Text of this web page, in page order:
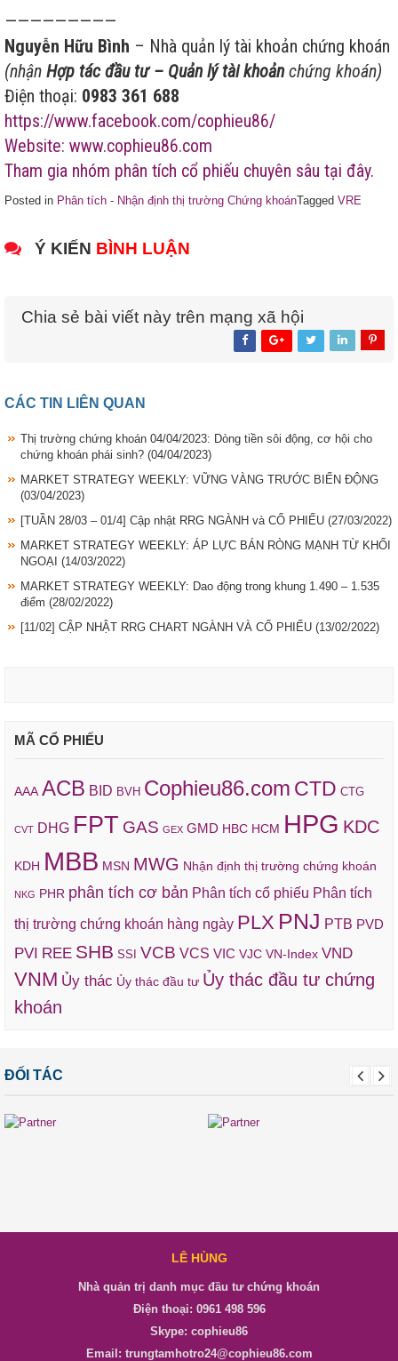
—————————
Nguyễn Hữu Bình – Nhà quản lý tài khoản chứng khoán
(nhận Hợp tác đầu tư – Quản lý tài khoản chứng khoán)
Điện thoại: 0983 361 688
https://www.facebook.com/cophieu86/
Website: www.cophieu86.com
Tham gia nhóm phân tích cổ phiếu chuyên sâu tại đây.
Posted in Phân tích - Nhận định thị trường Chứng khoánTagged VRE
Ý KIẾN BÌNH LUẬN
Chia sẻ bài viết này trên mạng xã hội
CÁC TIN LIÊN QUAN
Thị trường chứng khoán 04/04/2023: Dòng tiền sôi động, cơ hội cho
chứng khoán phái sinh? (04/04/2023)
MARKET STRATEGY WEEKLY: VỮNG VÀNG TRƯỚC BIẾN ĐỘNG
(03/04/2023)
[TUẦN 28/03 – 01/4] Cập nhật RRG NGÀNH và CỔ PHIẾU (27/03/2022)
MARKET STRATEGY WEEKLY: ÁP LỰC BÁN RÒNG MẠNH TỪ KHỐI
NGOẠI (14/03/2022)
MARKET STRATEGY WEEKLY: Dao động trong khung 1.490 – 1.535
điểm (28/02/2022)
[11/02] CẬP NHẬT RRG CHART NGÀNH VÀ CỔ PHIẾU (13/02/2022)
MÃ CỔ PHIẾU
AAA ACB BID BVH Cophieu86.com CTD CTG
CVT DHG FPT GAS GEX GMD HBC HCM HPG KDC
KDH MBB MSN MWG Nhận định thị trường chứng khoán
NKG PHR phân tích cơ bản Phân tích cổ phiếu Phân tích
thị trường chứng khoán hàng ngày PLX PNJ PTB PVD
PVI REE SHB SSI VCB VCS VIC VJC VN-Index VND
VNM Ủy thác Ủy thác đầu tư Ủy thác đầu tư chứng
khoán
ĐỐI TÁC
LÊ HÙNG
Nhà quản trị danh mục đầu tư chứng khoán
Điện thoại: 0961 498 596
Skype: cophieu86
Email: trungtamhotro24@cophieu86.com